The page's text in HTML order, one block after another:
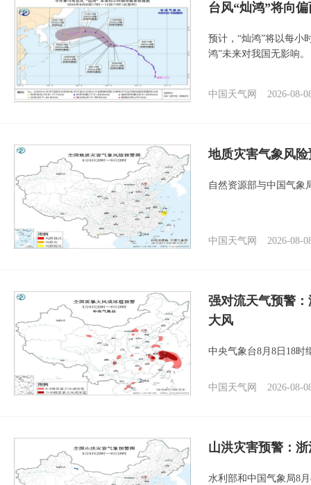
台风“灿鸿”将向
预计，“灿鸿”将以每小
鸿”未来对我国无影响。
中国天气网 2026-08-
地质灾害气象风
自然资源部与中国气象
中国天气网 2026-08-
强对流天气预警
大风
中央气象台8月8日18时
中国天气网 2026-08-
山洪灾害预警：
水利部和中国气象局8